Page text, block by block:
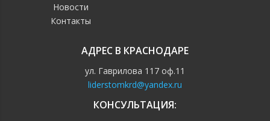
Новости
Контакты
АДРЕС В КРАСНОДАРЕ
ул. Гаврилова 117 оф.11
liderstomkrd@yandex.ru
КОНСУЛЬТАЦИЯ: